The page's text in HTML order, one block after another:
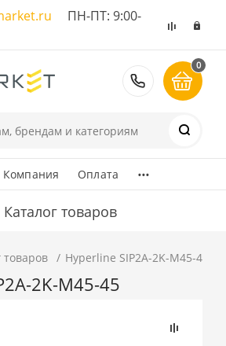
ПН-ПТ: 9:00-
8 (495)
0
Компания Оплата ...
Каталог товаров
товаров Hyperline SIP2A-2K-M45-45
2K-M45-45